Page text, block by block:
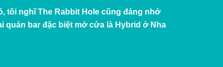
tôi nghĩ The Rabbit Hole cũng đáng nhớ
quán bar đặc biệt mở cửa là Hybrid ở Nha